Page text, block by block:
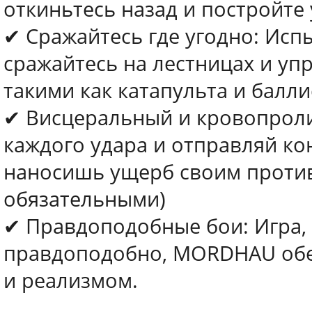
откиньтесь назад и
✔ Сражайтесь где угодно:
сражайтесь на лестницах и
такими как катапульта и
✔ Висцеральный и
каждого удара и отправляй
наносишь ущерб своим
обязательными)
✔ Правдоподобные бои: Игра,
правдоподобно, MORDHAU
и реализмом.